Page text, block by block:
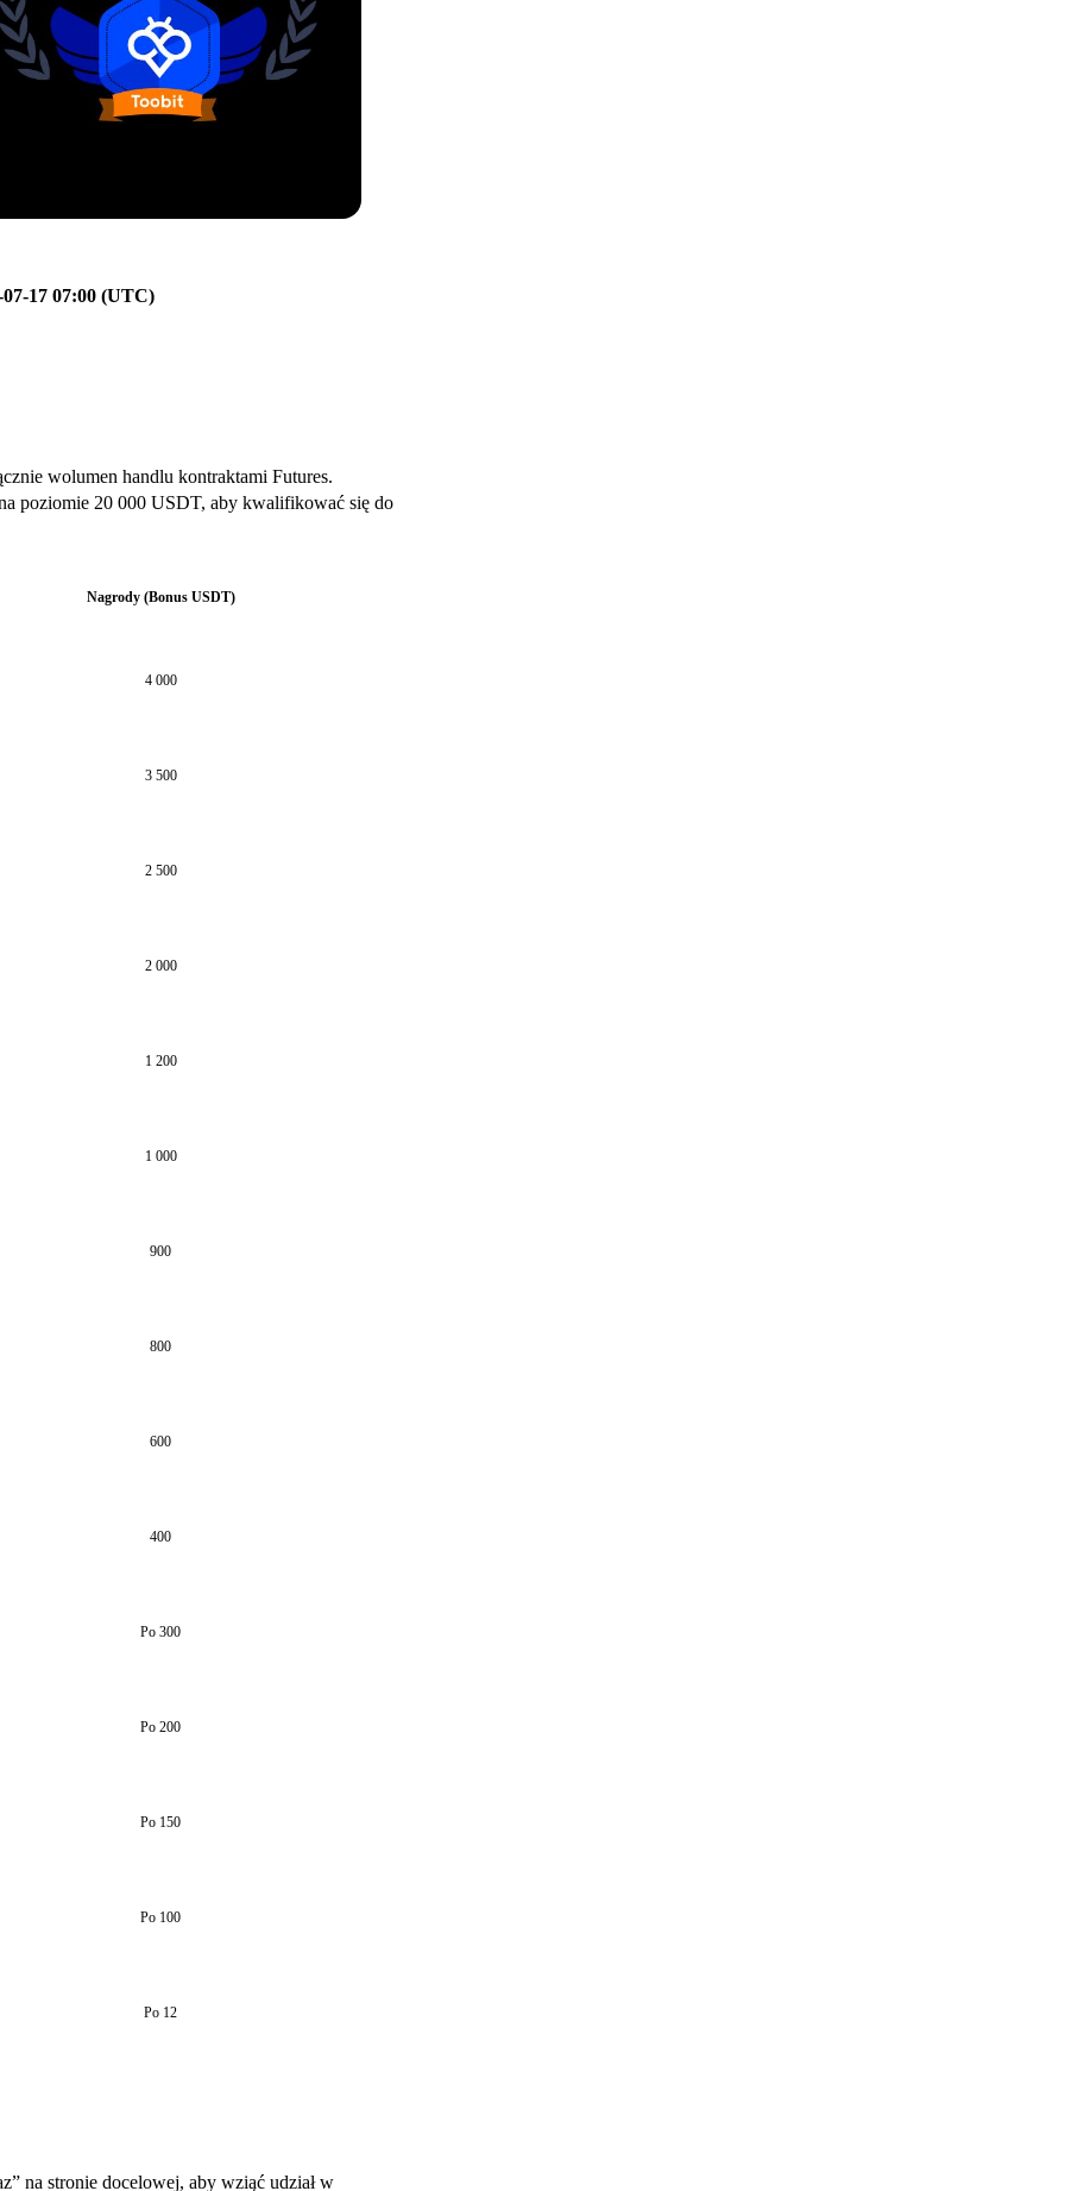
17 07:00 (UTC)
wolumen handlu kontraktami Futures.
poziomie 20 000 USDT, aby kwalifikować się do
Nagrody (Bonus USDT)
4 000
3 500
2 500
2 000
1 200
1 000
900
800
600
400
Po 300
Po 200
Po 150
Po 100
Po 12
na stronie docelowej, aby wziąć udział w